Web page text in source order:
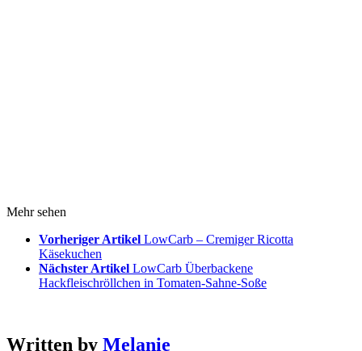
Mehr sehen
Vorheriger Artikel LowCarb – Cremiger Ricotta
Käsekuchen
Nächster Artikel LowCarb Überbackene
Hackfleischröllchen in Tomaten-Sahne-Soße
Written by Melanie